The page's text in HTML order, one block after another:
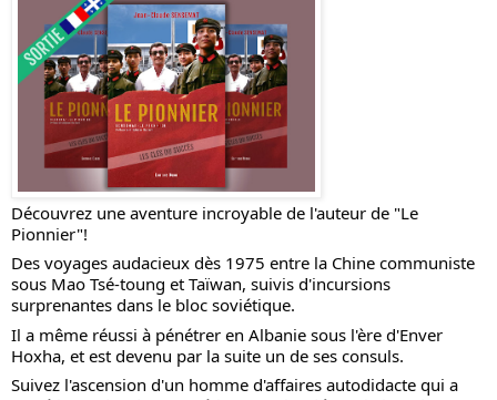
Découvrez une aventure incroyable de l'auteur de "Le
Pionnier"!
Des voyages audacieux dès 1975 entre la Chine communiste
sous Mao Tsé-toung et Taïwan, suivis d'incursions
surprenantes dans le bloc soviétique.
Il a même réussi à pénétrer en Albanie sous l'ère d'Enver
Hoxha, et est devenu par la suite un de ses consuls.
Suivez l'ascension d'un homme d'affaires autodidacte qui a